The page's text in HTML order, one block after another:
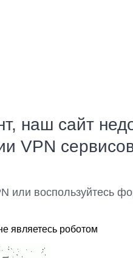
наш сайт
VPN
или воспользуйтесь
являетесь роботом